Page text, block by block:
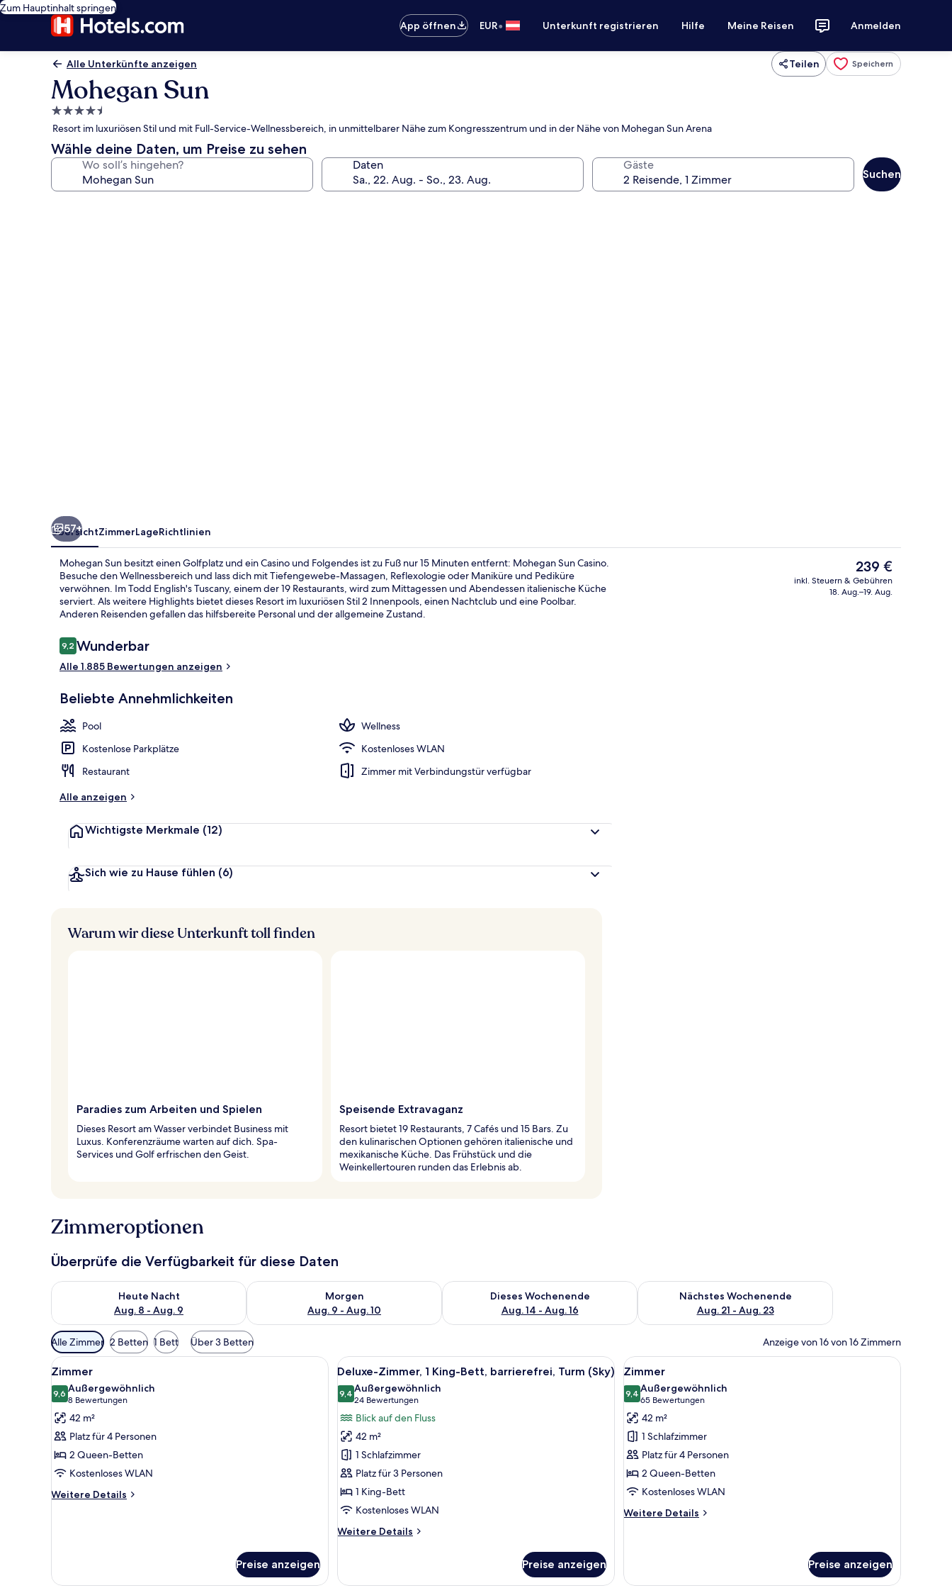
Zum Hauptinhalt springen
App öffnen
EUR• Unterkunft registrieren Hilfe Meine Reisen Anmelden
Alle Unterkünfte anzeigen Teilen Speichern
Mohegan Sun
4.5-
Sterne-
Unterkunft
Resort im luxuriösen Stil und mit Full-Service-Wellnessbereich, in unmittelbarer Nähe zum Kongresszentrum und in der Nähe von Mohegan Sun Arena
Wähle deine Daten, um Preise zu sehen
Wo soll’s hingehen? Daten Gäste
Suchen
19 Restaurants; Mittagessen und
57+
ÜbersichtZimmerLageRichtlinien
Mohegan Sun besitzt einen Golfplatz und ein Casino und Folgendes ist zu Fuß nur 15 Minuten entfernt: Mohegan Sun Casino.
Besuche den Wellnessbereich und lass dich mit Tiefengewebe-Massagen, Reflexologie oder Maniküre und Pediküre
verwöhnen. Im Todd English's Tuscany, einem der 19 Restaurants, wird zum Mittagessen und Abendessen italienische Küche
serviert. Als weitere Highlights bietet dieses Resort im luxuriösen Stil 2 Innenpools, einen Nachtclub und eine Poolbar.
Anderen Reisenden gefallen das hilfsbereite Personal und der allgemeine Zustand.
Bewertungen
9,29,2 von 10.
Wunderbar
Alle 1.885 Bewertungen anzeigen
Beliebte Annehmlichkeiten
Pool
Wellness
Kostenlose Parkplätze
Kostenloses WLAN
Restaurant
Zimmer mit Verbindungstür verfügbar
Alle anzeigen
Wichtigste Merkmale (12)
Sich wie zu Hause fühlen (6)
Der
aktuelle
Preis
239 €
inkl. Steuern & Gebühren
18. Aug.–19. Aug.
Warum wir diese Unterkunft toll finden
Paradies zum Arbeiten und Spielen
Dieses Resort am Wasser verbindet Business mit
Luxus. Konferenzräume warten auf dich. Spa-
Services und Golf erfrischen den Geist.
Speisende Extravaganz
Resort bietet 19 Restaurants, 7 Cafés und 15 Bars. Zu
den kulinarischen Optionen gehören italienische und
mexikanische Küche. Das Frühstück und die
Weinkellertouren runden das Erlebnis ab.
Zimmeroptionen
Überprüfe die Verfügbarkeit für diese Daten
Heute Nacht
Aug. 8 - Aug. 9
Überprüfe die Verfügbarkeit für heute Nacht, Aug. 8 - Aug. 9.
Morgen
Aug. 9 - Aug. 10
Überprüfe die Verfügbarkeit für morgen, Aug. 9 - Aug. 10.
Dieses Wochenende
Aug. 14 - Aug. 16
Überprüfe die Verfügbarkeit für dieses Wochenende, Aug. 14 - Aug. 16.
Nächstes Wochenende
Aug. 21 - Aug. 23
Überprüfe die Verfügbarkeit für nächstes Wochenende, Aug.
Verfügbare
Filter
für
Zimmer
Alle Zimmer 2 Betten 1 Bett Über 3 Betten Anzeige von 16 von 16 Zimmern
Alle
Fotos
für
Zimmer
anzeigen
Ein Hotelzimmer mit zwei Betten, einem Schreibtisch, einem Stuhl, einer Lampe und einem großen Fenster mit Vorhängen.
4
Zimmer
9,69,6 von 10
Außergewöhnlich
8 Bewertungen
(8
Bewertungen)
42 m²
Platz für 4 Personen
2 Queen-Betten
Kostenloses WLAN
Weitere Details
Weitere
Preise anzeigen
Alle
Fotos
für
Deluxe-
Zimmer,
1 King-
Bett,
barrierefrei,
Turm
(Sky)
anzeigen
Ein Hotelzimmer mit einem großen Bett, einer Couch, einem kleinen Tisch mit Lampe, einem Fernseher und einer
5
Deluxe-Zimmer, 1 King-Bett, barrierefrei, Turm (Sky)
9,49,4 von 10
Außergewöhnlich
24 Bewertungen
(24
Bewertungen)
Blick auf den Fluss
42 m²
1 Schlafzimmer
Platz für 3 Personen
1 King-Bett
Kostenloses WLAN
Weitere Details
Weitere
Zimmer,
Preise anzeigen
Alle
Fotos
für
Zimmer
anzeigen
Ein Hotelzimmer mit zwei Betten, einem
4
Zimmer
9,49,4 von 10
Außergewöhnlich
65 Bewertungen
(65
Bewertungen)
42 m²
1 Schlafzimmer
Platz für 4 Personen
2 Queen-Betten
Kostenloses WLAN
Weitere Details
Weitere
Preise anzeigen